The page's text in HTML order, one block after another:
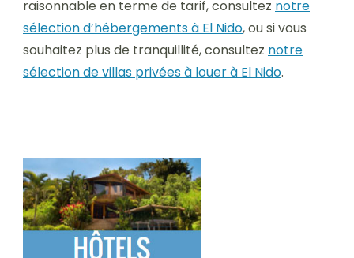
raisonnable en terme de tarif, consultez notre
sélection d’hébergements à El Nido, ou si vous
souhaitez plus de tranquillité, consultez notre
sélection de villas privées à louer à El Nido.